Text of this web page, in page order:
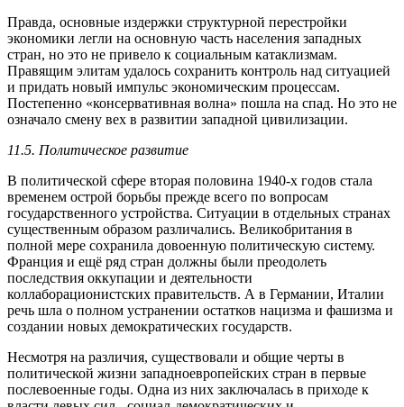
Правда, основные издержки структурной перестройки
экономики легли на основную часть населения западных
стран, но это не привело к социальным катаклизмам.
Правящим элитам удалось сохранить контроль над ситуацией
и придать новый импульс экономическим процессам.
Постепенно «консервативная волна» пошла на спад. Но это не
означало смену вех в развитии западной цивилизации.
11.5. Политическое развитие
В политической сфере вторая половина 1940-х годов стала
временем острой борьбы прежде всего по вопросам
государственного устройства. Ситуации в отдельных странах
существенным образом различались. Великобритания в
полной мере сохранила довоенную политическую систему.
Франция и ещё ряд стран должны были преодолеть
последствия оккупации и деятельности
коллаборационистских правительств. А в Германии, Италии
речь шла о полном устранении остатков нацизма и фашизма и
создании новых демократических государств.
Несмотря на различия, существовали и общие черты в
политической жизни западноевропейских стран в первые
послевоенные годы. Одна из них заключалась в приходе к